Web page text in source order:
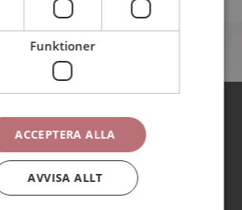
Vi redigerar ert
videomaterial
ni filmat eget material –
fastnat i redigeringen?
Funktioner
ACCEPTERA ALLA
AVVISA ALLT